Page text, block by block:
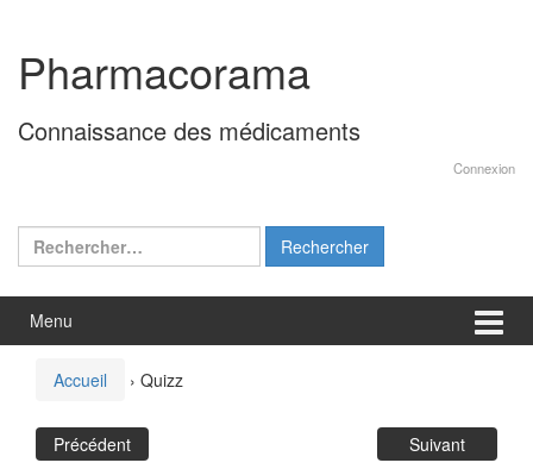
contenu
menu
principal
Pharmacorama
Connaissance des médicaments
Connexion
Rechercher :
Menu
Accueil › Quizz
Précédent Suivant